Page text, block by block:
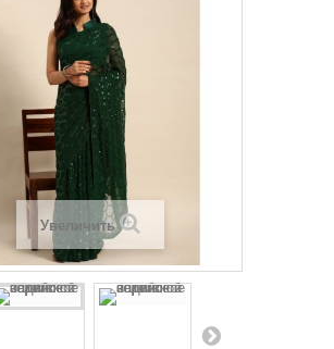
Увеличить